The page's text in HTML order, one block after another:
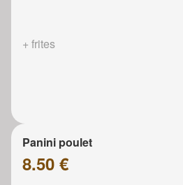
+ frites
Panini poulet
8.50 €